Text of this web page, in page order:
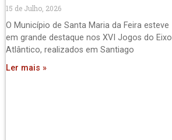
15 de Julho, 2026
O Município de Santa Maria da Feira esteve
em grande destaque nos XVI Jogos do Eixo
Atlântico, realizados em Santiago
Ler mais »